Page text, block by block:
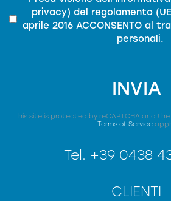
privacy) del regolamento
aprile 2016 ACCONSENTO al
personali.
INVIA
This site is protected by reCAPTCHA and the
Terms of Service
Tel. +39 0438
CLIENTI